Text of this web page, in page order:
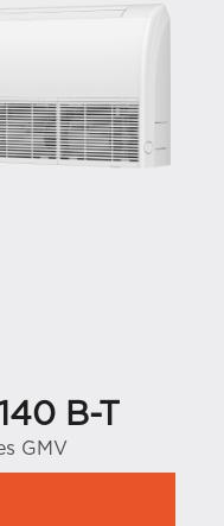
B-T
GMV